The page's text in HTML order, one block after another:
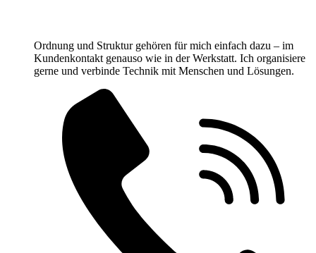
Ordnung und Struktur gehören für mich einfach dazu – im
Kundenkontakt genauso wie in der Werkstatt. Ich organisiere
gerne und verbinde Technik mit Menschen und Lösungen.